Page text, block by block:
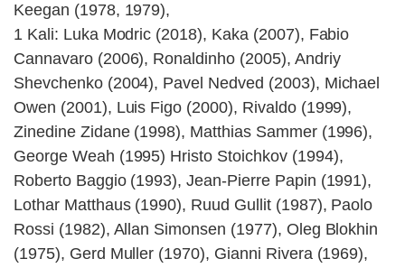
Keegan (1978, 1979),
1 Kali: Luka Modric (2018), Kaka (2007), Fabio
Cannavaro (2006), Ronaldinho (2005), Andriy
Shevchenko (2004), Pavel Nedved (2003), Michael
Owen (2001), Luis Figo (2000), Rivaldo (1999),
Zinedine Zidane (1998), Matthias Sammer (1996),
George Weah (1995) Hristo Stoichkov (1994),
Roberto Baggio (1993), Jean-Pierre Papin (1991),
Lothar Matthaus (1990), Ruud Gullit (1987), Paolo
Rossi (1982), Allan Simonsen (1977), Oleg Blokhin
(1975), Gerd Muller (1970), Gianni Rivera (1969),